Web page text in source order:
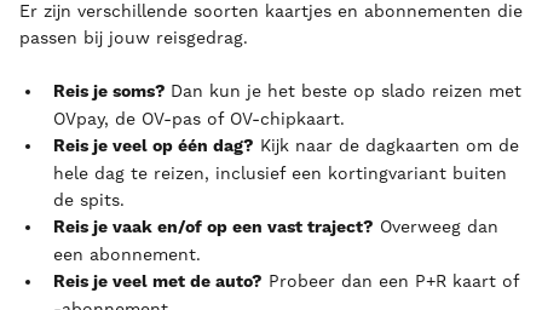
Er zijn verschillende soorten kaartjes en abonnementen die
passen bij jouw reisgedrag.
Reis je soms? Dan kun je het beste op slado reizen met
OVpay, de OV-pas of OV-chipkaart.
Reis je veel op één dag? Kijk naar de dagkaarten om de
hele dag te reizen, inclusief een kortingvariant buiten
de spits.
Reis je vaak en/of op een vast traject? Overweeg dan
een abonnement.
Reis je veel met de auto? Probeer dan een P+R kaart of